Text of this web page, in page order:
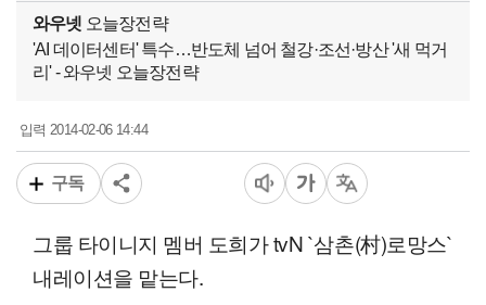
와우넷 오늘장전략
'AI 데이터센터' 특수…반도체 넘어 철강·조선·방산 '새 먹거
리' - 와우넷 오늘장전략
입력2014-02-06 14:44
구독
그룹 타이니지 멤버 도희가 tvN `삼촌(村)로망스`
내레이션을 맡는다.